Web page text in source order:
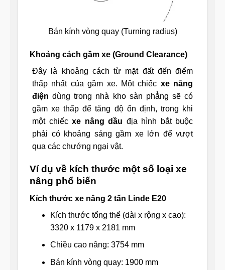
Bán kính vòng quay (Turning radius)
Khoảng cách gầm xe (Ground Clearance)
Đây là khoảng cách từ mặt đất đến điểm
thấp nhất của gầm xe. Một chiếc xe nâng
điện dùng trong nhà kho sàn phẳng sẽ có
gầm xe thấp để tăng độ ổn định, trong khi
một chiếc xe nâng dầu địa hình bắt buộc
phải có khoảng sáng gầm xe lớn để vượt
qua các chướng ngại vật.
Ví dụ về kích thước một số loại xe
nâng phổ biến
Kích thước xe nâng 2 tấn Linde E20
Kích thước tổng thể (dài x rộng x cao):
3320 x 1179 x 2181 mm
Chiều cao nâng: 3754 mm
Bán kính vòng quay: 1900 mm